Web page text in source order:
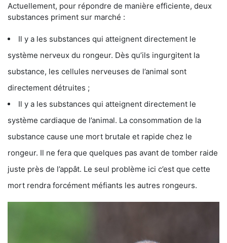
Actuellement, pour répondre de manière efficiente, deux
substances priment sur marché :
Il y a les substances qui atteignent directement le
système nerveux du rongeur. Dès qu’ils ingurgitent la
substance, les cellules nerveuses de l’animal sont
directement détruites ;
Il y a les substances qui atteignent directement le
système cardiaque de l’animal. La consommation de la
substance cause une mort brutale et rapide chez le
rongeur. Il ne fera que quelques pas avant de tomber raide
juste près de l’appât. Le seul problème ici c’est que cette
mort rendra forcément méfiants les autres rongeurs.